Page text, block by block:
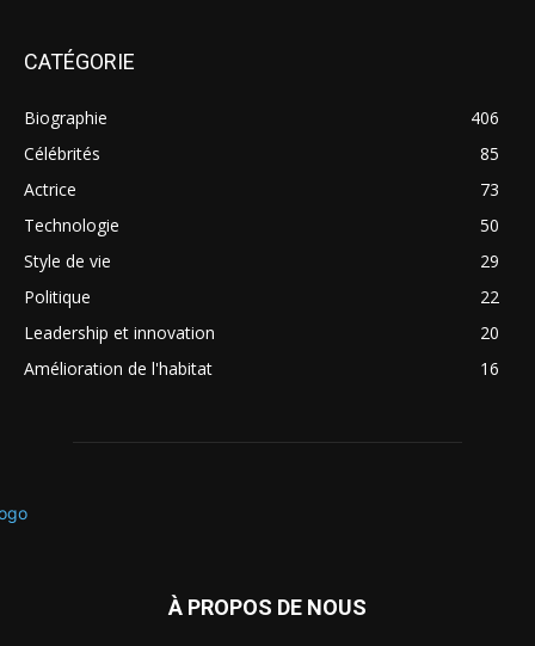
CATÉGORIE
Biographie
406
Célébrités
85
Actrice
73
Technologie
50
Style de vie
29
Politique
22
Leadership et innovation
20
Amélioration de l'habitat
16
À PROPOS DE NOUS